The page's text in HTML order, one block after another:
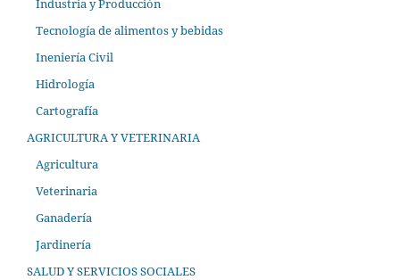
Industria y Producción
Tecnología de alimentos y bebidas
Ineniería Civil
Hidrología
Cartografía
AGRICULTURA Y VETERINARIA
Agricultura
Veterinaria
Ganadería
Jardinería
SALUD Y SERVICIOS SOCIALES